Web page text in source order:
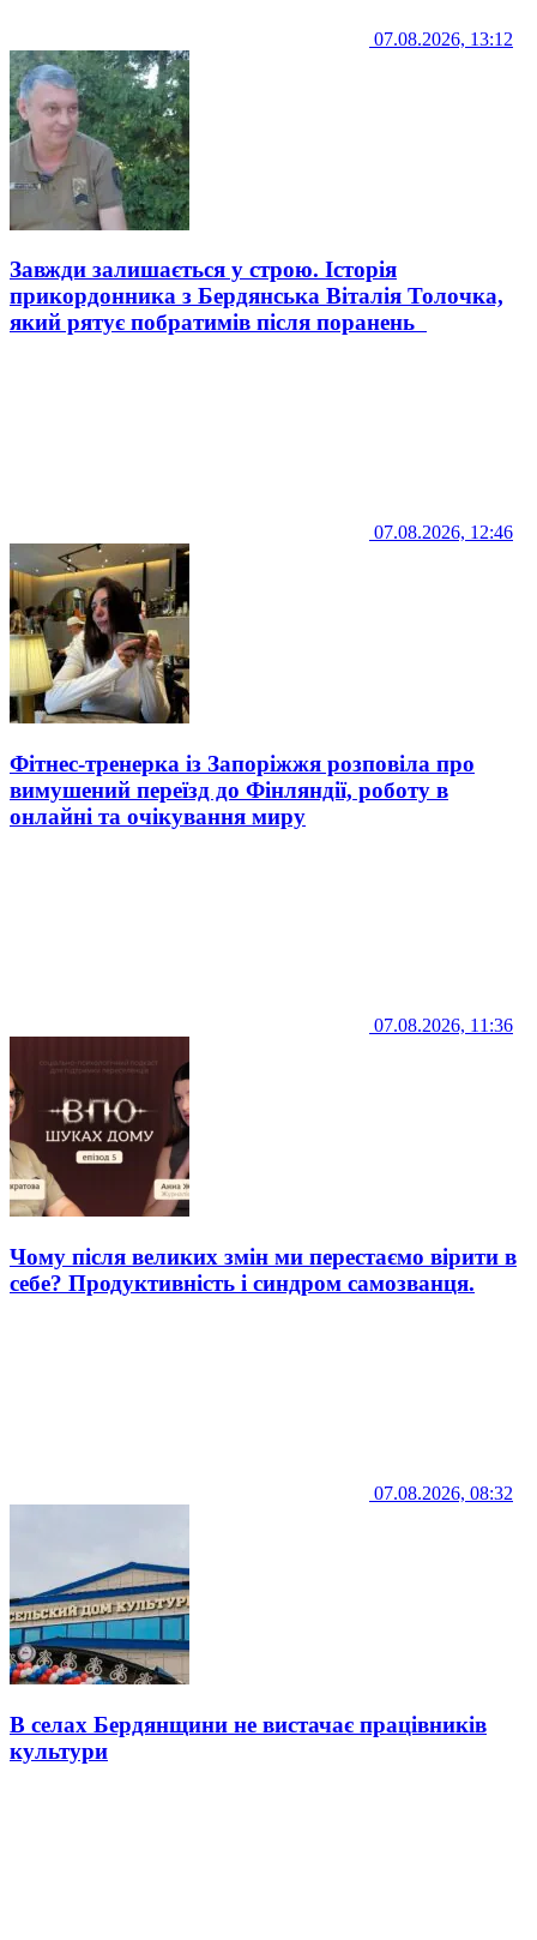
07.08.2026, 13:12
Завжди залишається у строю. Історія
прикордонника з Бердянська Віталія Толочка,
який рятує побратимів після поранень
07.08.2026, 12:46
Фітнес-тренерка із Запоріжжя розповіла про
вимушений переїзд до Фінляндії, роботу в
онлайні та очікування миру
07.08.2026, 11:36
Чому після великих змін ми перестаємо вірити в
себе? Продуктивність і синдром самозванця.
07.08.2026, 08:32
В селах Бердянщини не вистачає працівників
культури